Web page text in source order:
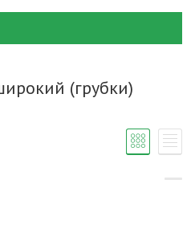
(грубки)